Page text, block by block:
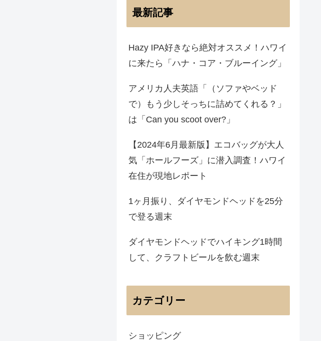
最新記事
Hazy IPA好きなら絶対オススメ！ハワイ
に来たら「ハナ・コア・ブルーイング」
アメリカ人夫英語「（ソファやベッド
で）もう少しそっちに詰めてくれる？」
は「Can you scoot over?」
【2024年6月最新版】エコバッグが大人
気「ホールフーズ」に潜入調査！ハワイ
在住が現地レポート
1ヶ月振り、ダイヤモンドヘッドを25分
で登る週末
ダイヤモンドヘッドでハイキング1時間
して、クラフトビールを飲む週末
カテゴリー
ショッピング